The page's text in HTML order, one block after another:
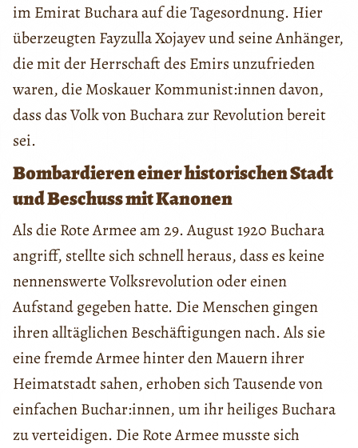
im Emirat Buchara auf die Tagesordnung. Hier
überzeugten Fayzulla Xojayev und seine Anhänger,
die mit der Herrschaft des Emirs unzufrieden
waren, die Moskauer Kommunist:innen davon,
dass das Volk von Buchara zur Revolution bereit
sei.
Bombardieren einer historischen Stadt
und Beschuss mit Kanonen
Als die Rote Armee am 29. August 1920 Buchara
angriff, stellte sich schnell heraus, dass es keine
nennenswerte Volksrevolution oder einen
Aufstand gegeben hatte. Die Menschen gingen
ihren alltäglichen Beschäftigungen nach. Als sie
eine fremde Armee hinter den Mauern ihrer
Heimatstadt sahen, erhoben sich Tausende von
einfachen Buchar:innen, um ihr heiliges Buchara
zu verteidigen. Die Rote Armee musste sich